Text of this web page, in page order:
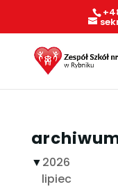
▼2026
lipiec